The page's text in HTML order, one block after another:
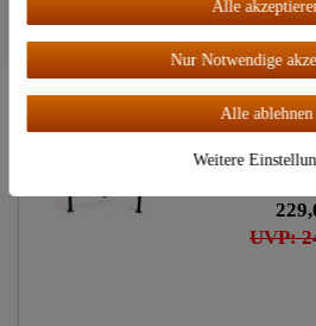
UVP:
verstärkter
UVP:
Alle
Alle
Nur Notwendige
Alle ablehnen
Weitere